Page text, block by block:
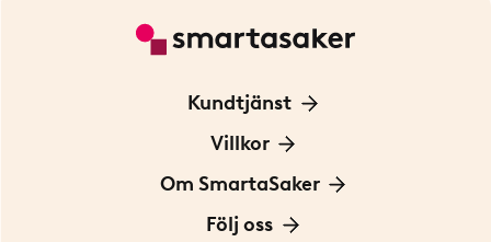
Kundtjänst
Kontakta oss
För Företag
Villkor
Frakt och leverans
Personuppgiftspolicy
Om SmartaSaker
Om oss
Följ oss